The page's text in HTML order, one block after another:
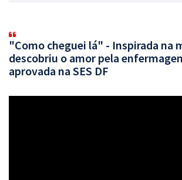
"Como cheguei lá" - Inspirada na
descobriu o amor pela
aprovada na SES DF